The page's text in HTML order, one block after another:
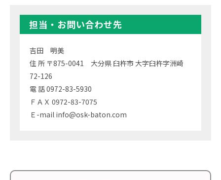
担当・お問い合わせ先
吉田 明美
住 所 〒875-0041 大分県 臼杵市 大字臼杵字洲崎
72-126
電 話 0972-83-5930
ＦＡＸ 0972-83-7075
Ｅ-mail info@osk-baton.com